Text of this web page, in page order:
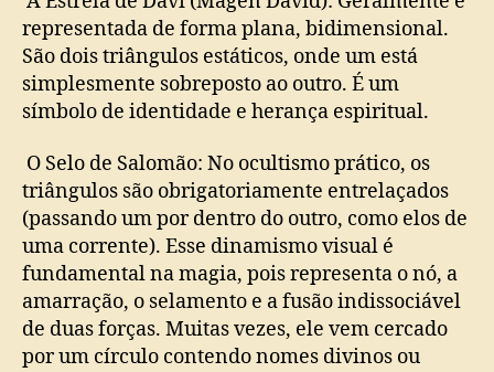
representada de forma plana, bidimensional.
São dois triângulos estáticos, onde um está
simplesmente sobreposto ao outro. É um
símbolo de identidade e herança espiritual.
O Selo de Salomão: No ocultismo prático, os
triângulos são obrigatoriamente entrelaçados
(passando um por dentro do outro, como elos de
uma corrente). Esse dinamismo visual é
fundamental na magia, pois representa o nó, a
amarração, o selamento e a fusão indissociável
de duas forças. Muitas vezes, ele vem cercado
por um círculo contendo nomes divinos ou